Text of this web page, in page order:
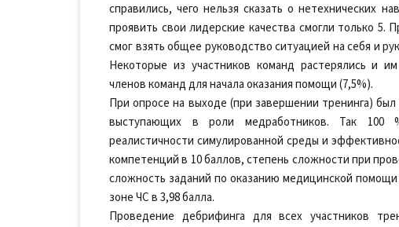
справились, чего нельзя сказать о нетехнических
проявить свои лидерские качества смогли только 5.
смог взять общее руководство ситуацией на себя и
Некоторые из участников команд растерялись и
членов команд для начала оказания помощи (7,5%).
При опросе на выходе (при завершении тренинга)
выступающих в роли медработников. Так 100
реалистичности симулированной среды и
компетенций в 10 баллов, степень сложности при
сложность заданий по оказанию медицинской помощи
зоне ЧС в 3,98 балла.
Проведение дебрифинга для всех участников